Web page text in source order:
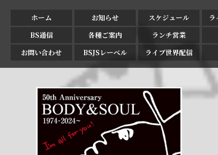
ホーム お知らせ スケジュール
BS通信
各種ご案内
ランチ営業
お問い合わせ
BSJSレーベル ライブ世界配信